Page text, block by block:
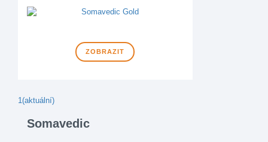
ZOBRAZIT
1 (aktuální)
Somavedic